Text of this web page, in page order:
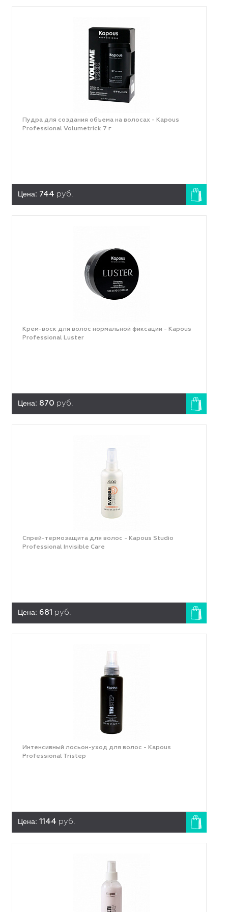
Пудра для создания объема на волосах - Kapous
Professional Volumetrick 7 г
Цена: 744 руб.
Крем-воск для волос нормальной фиксации - Kapous
Professional Luster
Цена: 870 руб.
Спрей-термозащита для волос - Kapous Studio
Professional Invisible Care
Цена: 681 руб.
Интенсивный лосьон-уход для волос - Kapous
Professional Tristep
Цена: 1144 руб.